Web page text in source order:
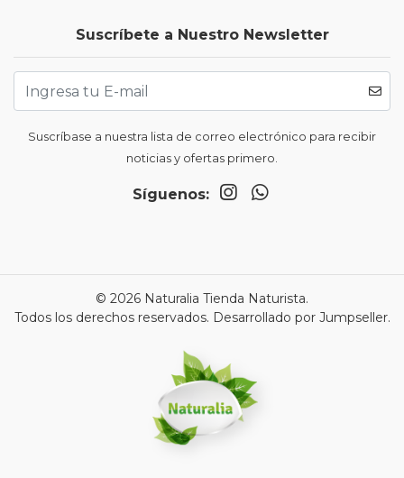
Suscríbete a Nuestro Newsletter
Suscríbase a nuestra lista de correo electrónico para recibir
noticias y ofertas primero.
Síguenos:
© 2026 Naturalia Tienda Naturista.
Todos los derechos reservados. Desarrollado por Jumpseller.